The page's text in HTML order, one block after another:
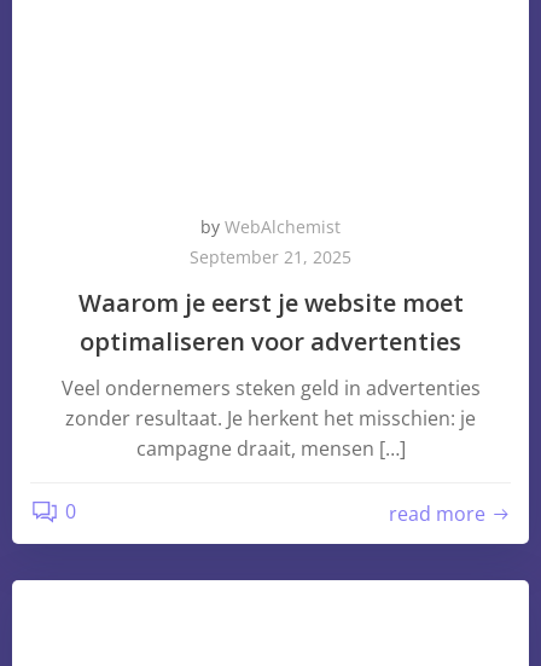
by WebAlchemist
September 21, 2025
Waarom je eerst je website moet
optimaliseren voor advertenties
Veel ondernemers steken geld in advertenties
zonder resultaat. Je herkent het misschien: je
campagne draait, mensen […]
0 read more